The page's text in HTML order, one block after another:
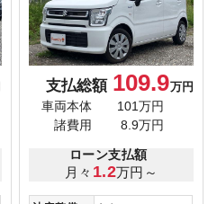
支払総額 109.9万円
車両本体
101万円
諸費用
8.9万円
ローン支払額
月々 1.2万円～